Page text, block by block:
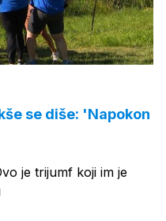
se diše: 'Napokon
je trijumf koji im je